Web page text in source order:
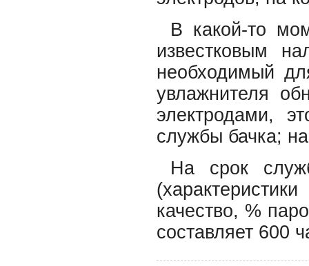
В какой-то
известковым
необходимый
увлажнителя
электродами,
службы бачка;
На срок
качество, %
составляет 600